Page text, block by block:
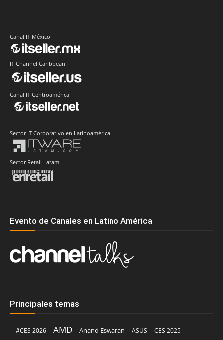
Canal IT México
IT Channel Caribbean
Canal IT Centroamérica
Sector IT Corporativo en Latinoamérica
Sector Retail Latam
Evento de Canales en Latino América
Principales temas
#CES 2026 AMD Anand Eswaran ASUS
CES 2025